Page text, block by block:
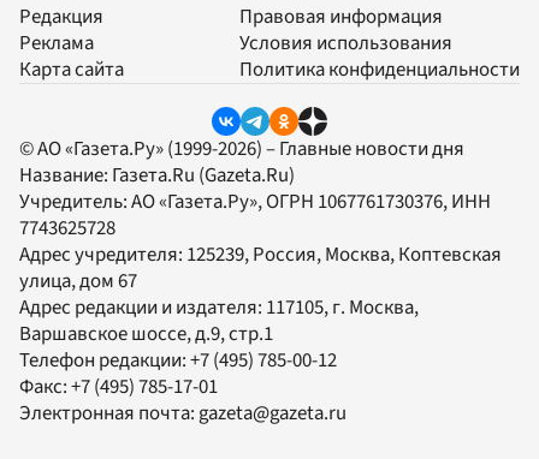
Редакция
Реклама
Карта сайта
Правовая информация
Условия использования
Политика конфиденциальности
© АО «Газета.Ру» (1999-2026) – Главные новости дня
Название: Газета.Ru (Gazeta.Ru)
Учредитель:АО «Газета.Ру», ОГРН 1067761730376, ИНН
7743625728
Адрес учредителя: 125239, Россия, Москва, Коптевская
улица, дом 67
Адрес редакции и издателя: 117105, г. Москва,
Варшавское шоссе, д.9, стр.1
Телефон редакции:+7 (495) 785-00-12
Факс:+7 (495) 785-17-01
Электронная почта: gazeta@gazeta.ru